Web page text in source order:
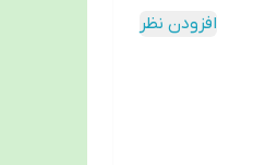
افزودن نظر